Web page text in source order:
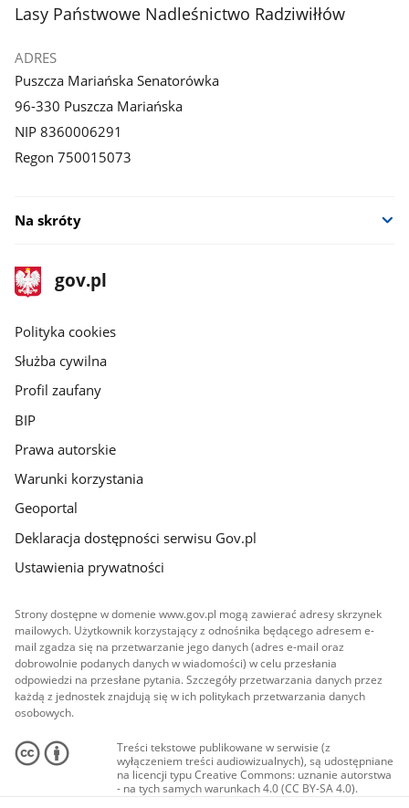
stopka
Lasy Państwowe Nadleśnictwo Radziwiłłów
ADRES
Puszcza Mariańska Senatorówka
96-330 Puszcza Mariańska
NIP 8360006291
Regon 750015073
Na skróty
stopka
gov.pl
Strona
gov.pl
gov.pl
Polityka cookies
Służba cywilna
Profil zaufany
BIP
Prawa autorskie
Warunki korzystania
Geoportal
Deklaracja dostępności serwisu Gov.pl
Ustawienia prywatności
Strony dostępne w domenie www.gov.pl mogą zawierać adresy skrzynek
mailowych. Użytkownik korzystający z odnośnika będącego adresem e-
mail zgadza się na przetwarzanie jego danych (adres e-mail oraz
dobrowolnie podanych danych w wiadomości) w celu przesłania
odpowiedzi na przesłane pytania. Szczegóły przetwarzania danych przez
każdą z jednostek znajdują się w ich politykach przetwarzania danych
osobowych.
Treści tekstowe publikowane w serwisie (z
wyłączeniem treści audiowizualnych), są udostępniane
na licencji typu Creative Commons: uznanie autorstwa
- na tych samych warunkach 4.0 (CC BY-SA 4.0).
Materiały audiowizualne, w tym zdjęcia, materiały